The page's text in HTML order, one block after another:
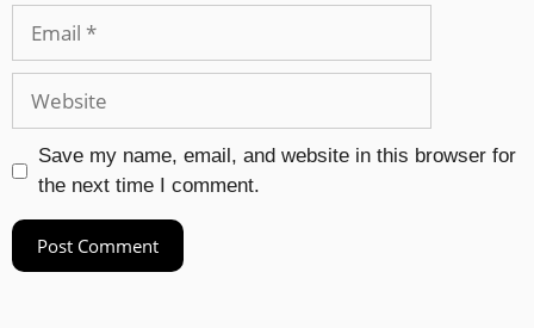
Save my name, email, and website in this browser for
the next time I comment.